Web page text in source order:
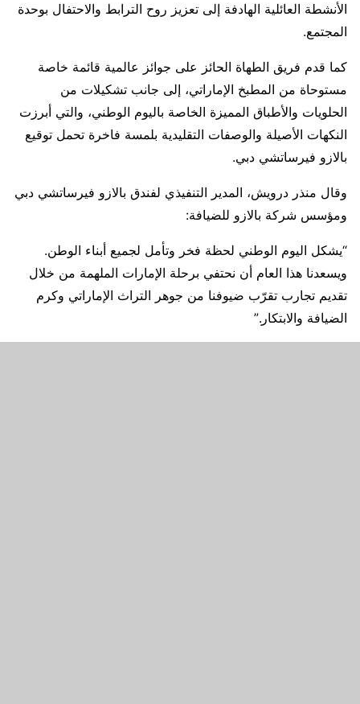
الأنشطة العائلية الهادفة إلى تعزيز روح الترابط والاحتفال بوحدة
المجتمع.
كما قدم فريق الطهاة الحائز على جوائز عالمية قائمة خاصة
مستوحاة من المطبخ الإماراتي، إلى جانب تشكيلات من
الحلويات والأطباق المميزة الخاصة باليوم الوطني، والتي أبرزت
النكهات الأصيلة والوصفات التقليدية بلمسة فاخرة تحمل توقيع
بالازو فيرساتشي دبي.
وقال منذر درويش، المدير التنفيذي لفندق بالازو فيرساتشي دبي
ومؤسس شركة بالازو للضيافة:
“يشكل اليوم الوطني لحظة فخر وتأمل لجميع أبناء الوطن.
ويسعدنا هذا العام أن نحتفي برحلة الإمارات الملهمة من خلال
تقديم تجارب تقرّب ضيوفنا من جوهر التراث الإماراتي وكرم
الضيافة والابتكار.”